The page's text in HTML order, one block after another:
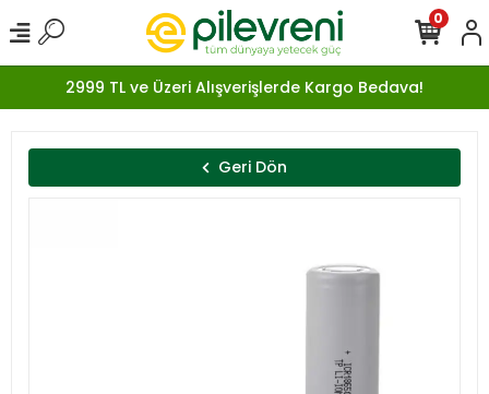
2999 TL ve Üzeri Alışverişlerde Kargo Bedava!
0
Geri Dön